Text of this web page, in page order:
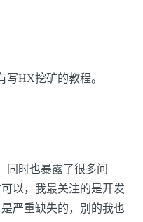
HX挖矿的教程。
同时也暴露了很多问
以，我最关注的是开发
严重缺失的，别的我也